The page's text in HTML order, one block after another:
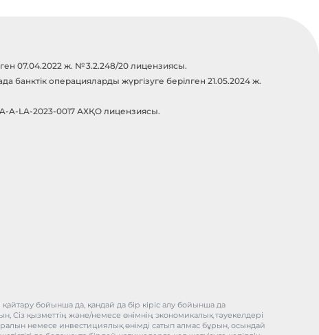
07.04.2022 ж. № 3.2.248/20 лицензиясы.
операцияларды жүргізуге берілген 21.05.2024 ж.
A-LA-2023-0017 АХҚО лицензиясы.
бойынша да, қандай да бір кіріс алу бойынша да
Сіз қызметтің және/немесе өнімнің экономикалық тәуекелдері
немесе инвестициялық өнімді сатып алмас бұрын, осындай